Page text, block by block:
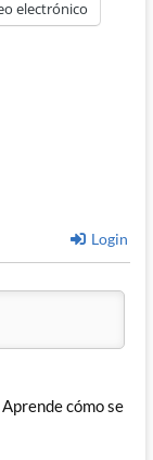
electrónico
Login
Aprende cómo se